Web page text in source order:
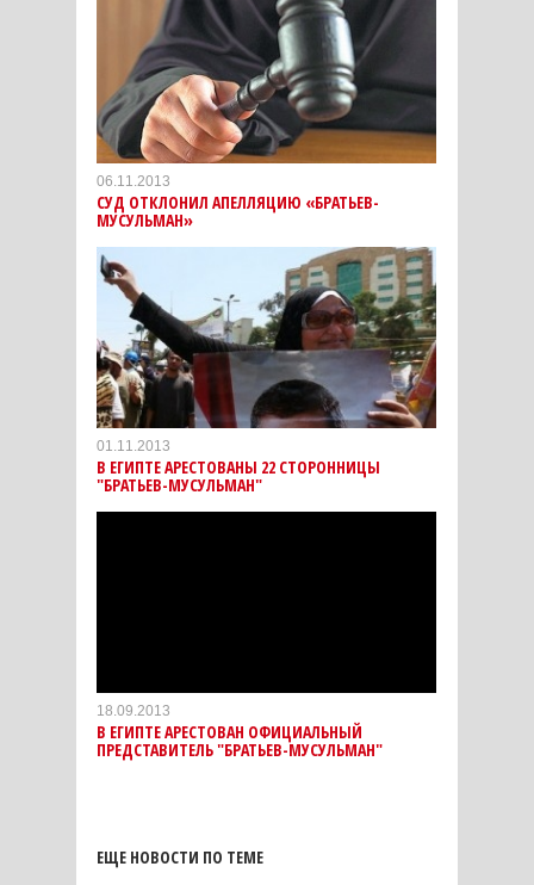
06.11.2013
СУД ОТКЛОНИЛ АПЕЛЛЯЦИЮ «БРАТЬЕВ-
МУСУЛЬМАН»
01.11.2013
В ЕГИПТЕ АРЕСТОВАНЫ 22 СТОРОННИЦЫ
"БРАТЬЕВ-МУСУЛЬМАН"
18.09.2013
В ЕГИПТЕ АРЕСТОВАН ОФИЦИАЛЬНЫЙ
ПРЕДСТАВИТЕЛЬ "БРАТЬЕВ-МУСУЛЬМАН"
ЕЩЕ НОВОСТИ ПО ТЕМЕ